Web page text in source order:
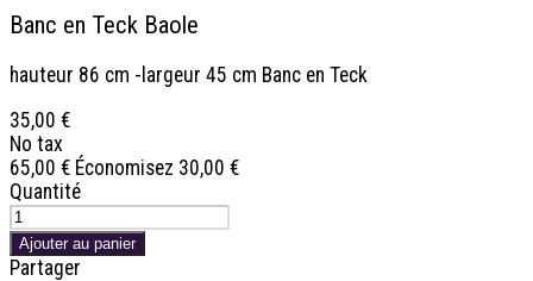
Banc en Teck Baole
hauteur 86 cm -largeur 45 cm Banc en Teck
35,00 €
No tax
65,00 € Économisez 30,00 €
Quantité
Ajouter au panier
Partager